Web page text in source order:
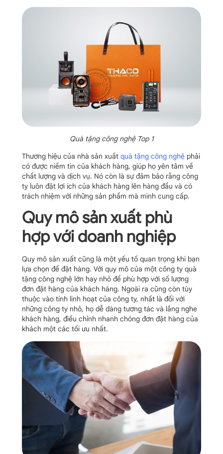
Quà tặng công nghệ Top 1
Thương hiệu của nhà sản xuất quà tặng công nghệ phải
có được niềm tin của khách hàng, giúp họ yên tâm về
chất lượng và dịch vụ. Nó còn là sự đảm bảo rằng công
ty luôn đặt lợi ích của khách hàng lên hàng đầu và có
trách nhiệm với những sản phẩm mà mình cung cấp.
Quy mô sản xuất phù
hợp với doanh nghiệp
Quy mô sản xuất cũng là một yếu tố quan trọng khi bạn
lựa chọn để đặt hàng. Với quy mô của một công ty quà
tặng công nghệ lớn hay nhỏ để phù hợp với số lượng
đơn đặt hàng của khách hàng. Ngoài ra cũng còn tùy
thuộc vào tính linh hoạt của công ty, nhất là đối với
những công ty nhỏ, họ dễ dàng tương tác và lắng nghe
khách hàng, điều chỉnh nhanh chóng đơn đặt hàng của
khách một các tối ưu nhất.